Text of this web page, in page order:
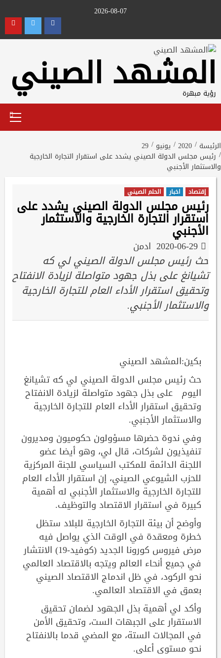
2026-08-07
Facebook
Twitter
المشهد الصيني
رؤية مبهرة
Primary
الرئيسة 2020 يونيو 29
رئيس مجلس الدولة الصيني يشدد على استقرار التجارة الخارجية
والاستثمار الأجنبي
إقتصاد اخبار الحلم الصيني
رئيس مجلس الدولة الصيني يشدد على
استقرار التجارة الخارجية والاستثمار
الأجنبي
ادمن
حث رئيس مجلس الدولة الصيني لي كه
تشيانغ على بذل جهود متواصلة لزيادة الانفتاح
وتحقيق استقرار الأداء العام للتجارة الخارجية
والاستثمار الأجنبي.
بكين:المشهد الصيني
حث رئيس مجلس الدولة الصيني لي كه تشيانغ
اليوم على بذل جهود متواصلة لزيادة الانفتاح
وتحقيق استقرار الأداء العام للتجارة الخارجية
والاستثمار الأجنبي.
وفي ندوة حضرها مسؤولون حكوميون ومديرون
تنفيذيون لشركات، قال لي، وهو أيضا عضو
اللجنة الدائمة للمكتب السياسي للجنة المركزية
للحزب الشيوعي الصيني، إن استقرار الأداء العام
للتجارة الخارجية والاستثمار الأجنبي له أهمية
كبيرة في استقرار الاقتصاد والتوظيف.
وأوضح أن بيئة التجارة الخارجية للبلاد ستظل
خطرة ومعقدة في الوقت الذي يواصل فيه
مرض فيروس كورونا الجديد (كوفيد-19) الانتشار
في جميع أنحاء العالم ويتجه بالاقتصاد العالمي
نحو الركود، في ظل اندماج الاقتصاد الصيني
بعمق في الاقتصاد العالمي.
وأكد لي أهمية بذل الجهود لضمان تحقيق
الاستقرار على الجبهات الست، وتحقيق الأمن
في المجالات الستة، مع المضي قدما بالانفتاح
نحو مستوى أعلى.